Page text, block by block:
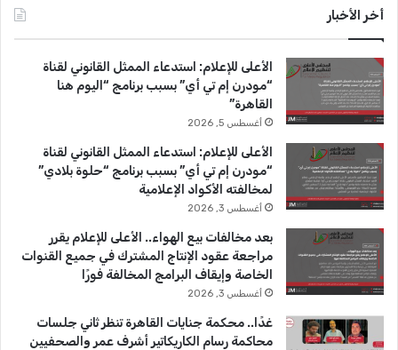
س
و
ك
T
u
b
e
ق
ا
م
أخر الأخبار
الأعلى للإعلام: استدعاء الممثل القانوني لقناة
“مودرن إم تي أي” بسبب برنامج “اليوم هنا
القاهرة”
أغسطس 5, 2026
الأعلى للإعلام: استدعاء الممثل القانوني لقناة
“مودرن إم تي أي” بسبب برنامج “حلوة بلادي”
لمخالفته الأكواد الإعلامية
أغسطس 3, 2026
بعد مخالفات بيع الهواء.. الأعلى للإعلام يقرر
مراجعة عقود الإنتاج المشترك في جميع القنوات
الخاصة وإيقاف البرامج المخالفة فورًا
أغسطس 3, 2026
غدًا.. محكمة جنايات القاهرة تنظر ثاني جلسات
محاكمة رسام الكاريكاتير أشرف عمر والصحفيين